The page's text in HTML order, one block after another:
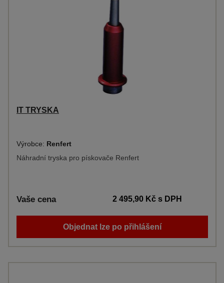
IT TRYSKA
Výrobce: Renfert
Náhradní tryska pro pískovače Renfert
Vaše cena 2 495,90 Kčs DPH
Objednat lze po přihlášení